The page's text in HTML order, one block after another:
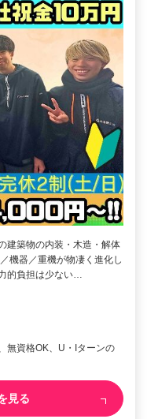
建築物の内装・木造・解体
機器／重機が物凄く進化し
的負担は少ない…
無資格OK、U・Iターンの
見る